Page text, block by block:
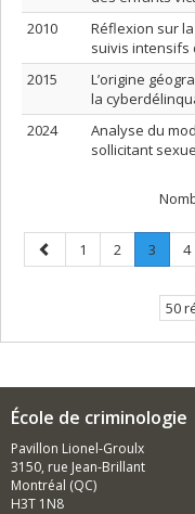
2010
Réflexion sur
suivis intensifs
2015
L’origine
la
2024
Analyse du
sollicitant
Page
précédente
Page
1 Page
2 Page
3
Page
4
50
École de criminologie
Pavillon Lionel-Groulx
3150, rue Jean-Brillant
Montréal (QC)
H3T 1N8